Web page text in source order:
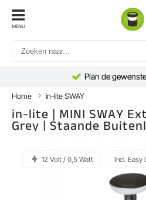
MENU
Plan de
Home in-lite SWAY
in-lite | MINI SWAY
Grey | Staande
12 Volt / 0,5 Watt Incl. Easy